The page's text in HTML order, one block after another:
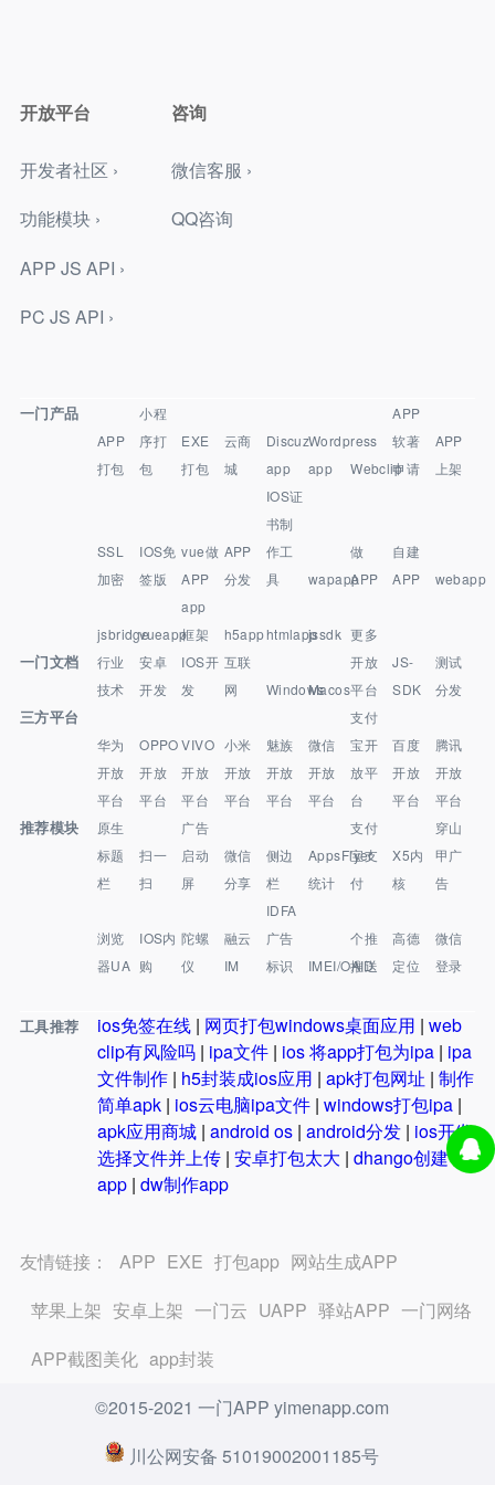
开放平台
开发者社区 ›
功能模块 ›
APP JS API ›
PC JS API ›
咨询
微信客服 ›
QQ咨询
一门产品
APP
打包
小程
序打
包
EXE
打包
云商
城
Discuz
app
Wordpress
app
Webclip
APP
软著
申请
APP
上架
SSL
加密
IOS免
签版
vue做
APP
APP
分发
IOS证
书制
作工
具
wapapp
做
APP
自建
APP
webapp
jsbridgevueapp
app
框架
h5apphtmlappjssdk 更多
一门文档
行业
技术
安卓
开发
IOS开
发
互联
网
WindowsMacos
开放
平台
JS-
SDK
测试
分发
三方平台
华为
开放
平台
OPPO
开放
平台
VIVO
开放
平台
小米
开放
平台
魅族
开放
平台
微信
开放
平台
支付
宝开
放平
台
百度
开放
平台
腾讯
开放
平台
推荐模块
原生
标题
栏
扫一
扫
广告
启动
屏
微信
分享
侧边
栏
AppsFlyer
统计
支付
宝支
付
X5内
核
穿山
甲广
告
浏览
器UA
IOS内
购
陀螺
仪
融云
IM
IDFA
广告
标识
IMEI/OAID
个推
推送
高德
定位
微信
登录
工具推荐 ios免签在线 | 网页打包windows桌面应用 | web
clip有风险吗 | ipa文件 | ios 将app打包为ipa | ipa
文件制作 | h5封装成ios应用 | apk打包网址 | 制作
简单apk | ios云电脑ipa文件 | windows打包ipa |
apk应用商城 | android os | android分发 | ios开发
选择文件并上传 | 安卓打包太大 | dhango创建
app | dw制作app
友情链接： APP EXE 打包app 网站生成APP
苹果上架 安卓上架 一门云 UAPP 驿站APP 一门网络
APP截图美化 app封装
©2015-2021 一门APP yimenapp.com
川公网安备 51019002001185号